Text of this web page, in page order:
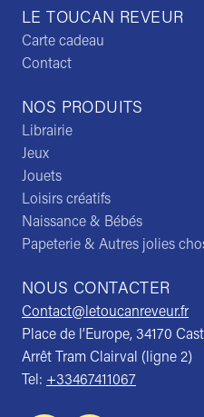
NOS PRODUITS
Librairie
Jeux
Jouets
Loisirs créatifs
Naissance & Bébés
Papeterie & Autres jolies
NOUS CONTACTER
Contact@letoucanreveur.fr
Place de l’Europe, 34170
Arrêt Tram Clairval (ligne 2)
Tel: +33467411067
LE TOUCAN REVEUR
Carte cadeau
Contact